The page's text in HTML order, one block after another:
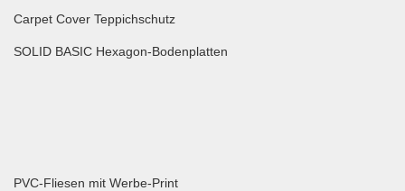
Carpet Cover Teppichschutz
SOLID BASIC Hexagon-Bodenplatten
PVC-Fliesen mit Werbe-Print